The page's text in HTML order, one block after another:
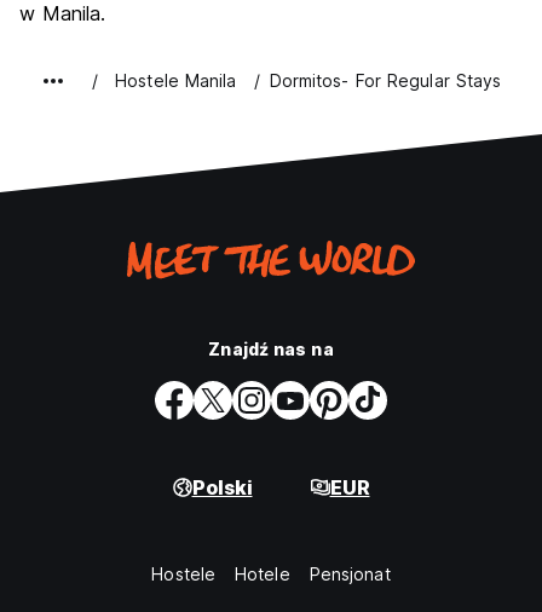
w Manila.
Hostele Manila Dormitos- For Regular Stays
Znajdź nas na
Polski EUR
Hostele Hotele Pensjonat